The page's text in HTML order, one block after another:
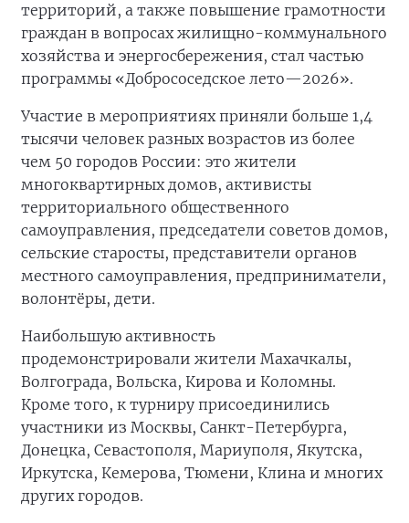
территорий, а также повышение грамотности
граждан в вопросах жилищно-коммунального
хозяйства и энергосбережения, стал частью
программы «Добрососедское лето—2026».
Участие в мероприятиях приняли больше 1,4
тысячи человек разных возрастов из более
чем 50 городов России: это жители
многоквартирных домов, активисты
территориального общественного
самоуправления, председатели советов домов,
сельские старосты, представители органов
местного самоуправления, предприниматели,
волонтёры, дети.
Наибольшую активность
продемонстрировали жители Махачкалы,
Волгограда, Вольска, Кирова и Коломны.
Кроме того, к турниру присоединились
участники из Москвы, Санкт-Петербурга,
Донецка, Севастополя, Мариуполя, Якутска,
Иркутска, Кемерова, Тюмени, Клина и многих
других городов.